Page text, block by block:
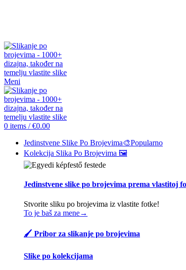
Meni
0 items / €0.00
Jedinstvene Slike Po Brojevima🎨Popularno
Kolekcija Slika Po Brojevima 🖼️
Jedinstvene slike po brojevima prema vlastitoj
Stvorite sliku po brojevima iz vlastite fotke!
To je baš za mene→
🖌️ Pribor za slikanje po brojevima
Slike po kolekcijama